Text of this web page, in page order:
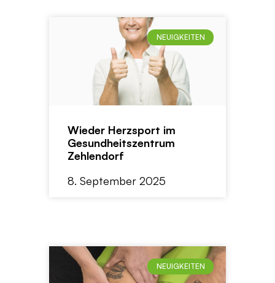
NEUIGKEITEN
Wieder Herzsport im
Gesundheitszentrum
Zehlendorf
8. September 2025
NEUIGKEITEN